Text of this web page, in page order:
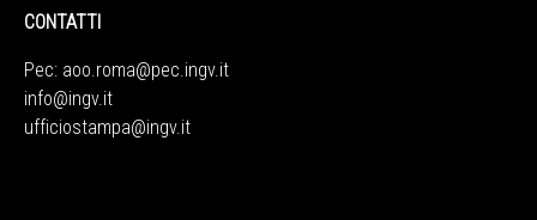
CONTATTI
Pec: aoo.roma@pec.ingv.it
info@ingv.it
ufficiostampa@ingv.it